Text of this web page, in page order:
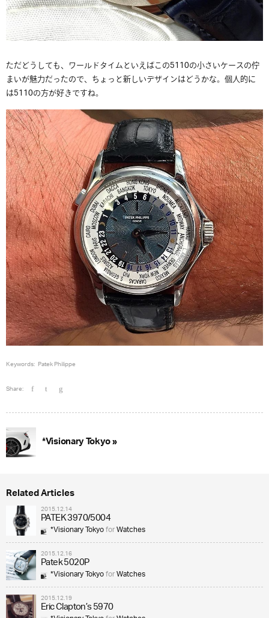
ただどうしても、ワールドタイムといえばこの5110の小さいケースの佇
まいが魅力だったので、ちょっと新しいデザインはどうかな。個人的に
は5110の方が好きですね。
Keywords: Patek Philippe
Share:
*Visionary Tokyo »
Related Articles
2015.12.14
PATEK 3970/5004
*Visionary TokyoforWatches
2015.12.16
Patek 5020P
*Visionary TokyoforWatches
2015.12.19
Eric Clapton’s 5970